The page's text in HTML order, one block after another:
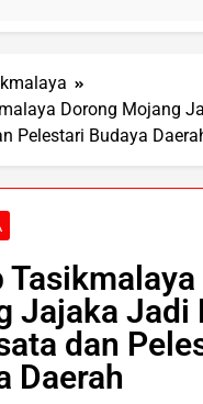
Dorong Mojang
Pelestari Budaya
Jajaka Jadi
dan
Daerah